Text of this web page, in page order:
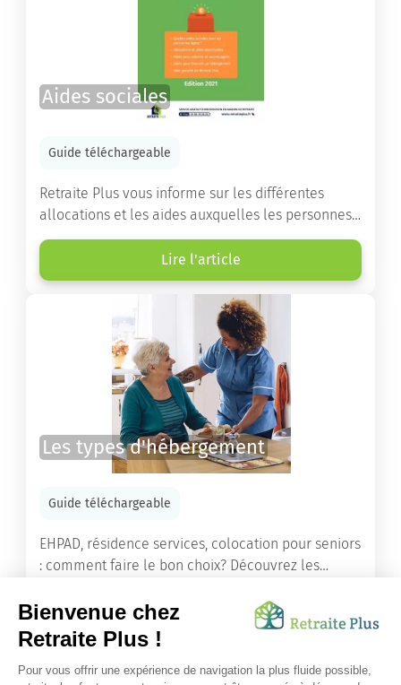
Aides sociales
Guide téléchargeable
Retraite Plus vous informe sur les différentes
allocations et les aides auxquelles les personnes
âgées ont droit pour financer un séjour en maison
de retraite ou un maintien à domicile.
Lire l'article
Les types d'hébergement
Guide téléchargeable
EHPAD, résidence services, colocation pour seniors
: comment faire le bon choix? Découvrez les
ainés.
Lire l'article